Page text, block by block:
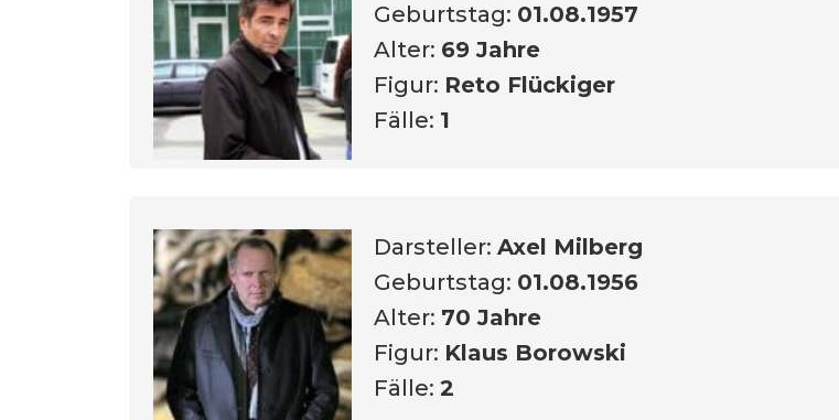
Geburtstag: 01.08.1957
Alter: 69 Jahre
Figur: Reto Flückiger
Fälle: 1
Darsteller: Axel Milberg
Geburtstag: 01.08.1956
Alter: 70 Jahre
Figur: Klaus Borowski
Fälle: 2